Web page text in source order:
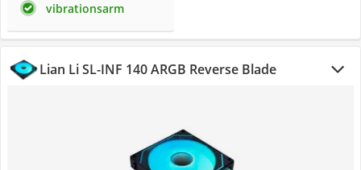
vibrationsarm
Lian Li SL-INF 140 ARGB Reverse Blade